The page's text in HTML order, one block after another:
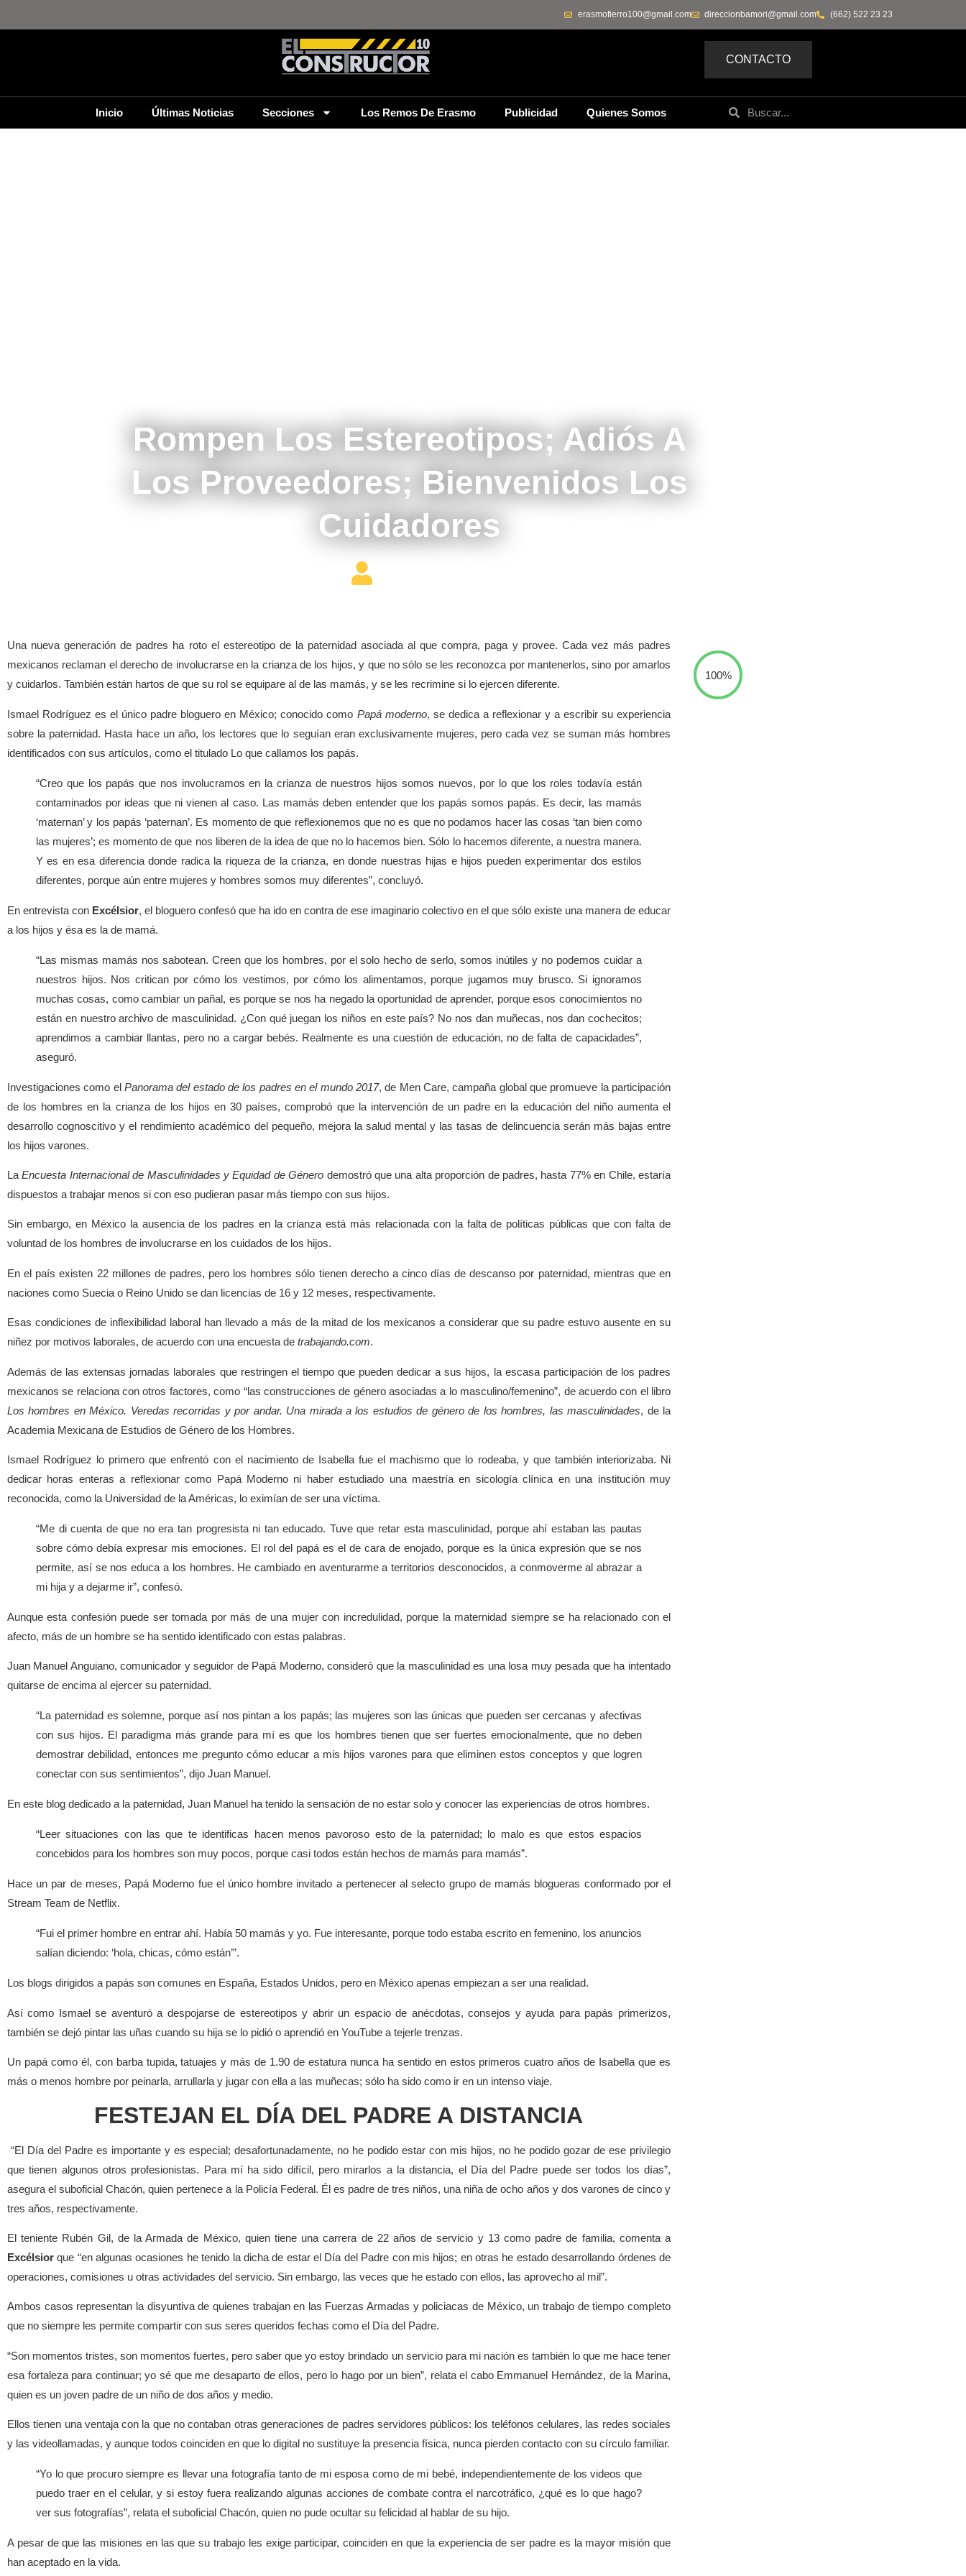
(662) 522 23 23
direccionbamori@gmail.com
erasmofierro100@gmail.com
CONTACTO
Inicio Últimas Noticias Secciones Los Remos De Erasmo Publicidad Quienes Somos
Rompen Los Estereotipos; Adiós A
Los Proveedores; Bienvenidos Los
Cuidadores
Una nueva generación de padres ha roto el estereotipo de la paternidad asociada al que compra, paga y provee. Cada vez más padres
mexicanos reclaman el derecho de involucrarse en la crianza de los hijos, y que no sólo se les reconozca por mantenerlos, sino por amarlos
y cuidarlos. También están hartos de que su rol se equipare al de las mamás, y se les recrimine si lo ejercen diferente.
Ismael Rodríguez es el único padre bloguero en México; conocido como Papá moderno, se dedica a reflexionar y a escribir su experiencia
sobre la paternidad. Hasta hace un año, los lectores que lo seguían eran exclusivamente mujeres, pero cada vez se suman más hombres
identificados con sus artículos, como el titulado Lo que callamos los papás.
“Creo que los papás que nos involucramos en la crianza de nuestros hijos somos nuevos, por lo que los roles todavía están
contaminados por ideas que ni vienen al caso. Las mamás deben entender que los papás somos papás. Es decir, las mamás
‘maternan’ y los papás ‘paternan’. Es momento de que reflexionemos que no es que no podamos hacer las cosas ‘tan bien como
las mujeres’; es momento de que nos liberen de la idea de que no lo hacemos bien. Sólo lo hacemos diferente, a nuestra manera.
Y es en esa diferencia donde radica la riqueza de la crianza, en donde nuestras hijas e hijos pueden experimentar dos estilos
diferentes, porque aún entre mujeres y hombres somos muy diferentes”, concluyó.
En entrevista con Excélsior, el bloguero confesó que ha ido en contra de ese imaginario colectivo en el que sólo existe una manera de educar
a los hijos y ésa es la de mamá.
“Las mismas mamás nos sabotean. Creen que los hombres, por el solo hecho de serlo, somos inútiles y no podemos cuidar a
nuestros hijos. Nos critican por cómo los vestimos, por cómo los alimentamos, porque jugamos muy brusco. Si ignoramos
muchas cosas, como cambiar un pañal, es porque se nos ha negado la oportunidad de aprender, porque esos conocimientos no
están en nuestro archivo de masculinidad. ¿Con qué juegan los niños en este país? No nos dan muñecas, nos dan cochecitos;
aprendimos a cambiar llantas, pero no a cargar bebés. Realmente es una cuestión de educación, no de falta de capacidades”,
aseguró.
Investigaciones como el Panorama del estado de los padres en el mundo 2017, de Men Care, campaña global que promueve la participación
de los hombres en la crianza de los hijos en 30 países, comprobó que la intervención de un padre en la educación del niño aumenta el
desarrollo cognoscitivo y el rendimiento académico del pequeño, mejora la salud mental y las tasas de delincuencia serán más bajas entre
los hijos varones.
LaEncuesta Internacional de Masculinidades y Equidad de Género demostró que una alta proporción de padres, hasta 77% en Chile, estaría
dispuestos a trabajar menos si con eso pudieran pasar más tiempo con sus hijos.
Sin embargo, en México la ausencia de los padres en la crianza está más relacionada con la falta de políticas públicas que con falta de
voluntad de los hombres de involucrarse en los cuidados de los hijos.
En el país existen 22 millones de padres, pero los hombres sólo tienen derecho a cinco días de descanso por paternidad, mientras que en
naciones como Suecia o Reino Unido se dan licencias de 16 y 12 meses, respectivamente.
Esas condiciones de inflexibilidad laboral han llevado a más de la mitad de los mexicanos a considerar que su padre estuvo ausente en su
niñez por motivos laborales, de acuerdo con una encuesta de trabajando.com.
Además de las extensas jornadas laborales que restringen el tiempo que pueden dedicar a sus hijos, la escasa participación de los padres
mexicanos se relaciona con otros factores, como “las construcciones de género asociadas a lo masculino/femenino”, de acuerdo con el libro
Los hombres en México. Veredas recorridas y por andar. Una mirada a los estudios de género de los hombres, las masculinidades, de la
Academia Mexicana de Estudios de Género de los Hombres.
Ismael Rodríguez lo primero que enfrentó con el nacimiento de Isabella fue el machismo que lo rodeaba, y que también interiorizaba. Ni
dedicar horas enteras a reflexionar como Papá Moderno ni haber estudiado una maestría en sicología clínica en una institución muy
reconocida, como la Universidad de la Américas, lo eximían de ser una víctima.
“Me di cuenta de que no era tan progresista ni tan educado. Tuve que retar esta masculinidad, porque ahí estaban las pautas
sobre cómo debía expresar mis emociones. El rol del papá es el de cara de enojado, porque es la única expresión que se nos
permite, así se nos educa a los hombres. He cambiado en aventurarme a territorios desconocidos, a conmoverme al abrazar a
mi hija y a dejarme ir”, confesó.
Aunque esta confesión puede ser tomada por más de una mujer con incredulidad, porque la maternidad siempre se ha relacionado con el
afecto, más de un hombre se ha sentido identificado con estas palabras.
Juan Manuel Anguiano, comunicador y seguidor de Papá Moderno, consideró que la masculinidad es una losa muy pesada que ha intentado
quitarse de encima al ejercer su paternidad.
“La paternidad es solemne, porque así nos pintan a los papás; las mujeres son las únicas que pueden ser cercanas y afectivas
con sus hijos. El paradigma más grande para mí es que los hombres tienen que ser fuertes emocionalmente, que no deben
demostrar debilidad, entonces me pregunto cómo educar a mis hijos varones para que eliminen estos conceptos y que logren
conectar con sus sentimientos”, dijo Juan Manuel.
En este blog dedicado a la paternidad, Juan Manuel ha tenido la sensación de no estar solo y conocer las experiencias de otros hombres.
“Leer situaciones con las que te identificas hacen menos pavoroso esto de la paternidad; lo malo es que estos espacios
concebidos para los hombres son muy pocos, porque casi todos están hechos de mamás para mamás”.
Hace un par de meses, Papá Moderno fue el único hombre invitado a pertenecer al selecto grupo de mamás blogueras conformado por el
Stream Team de Netflix.
“Fui el primer hombre en entrar ahí. Había 50 mamás y yo. Fue interesante, porque todo estaba escrito en femenino, los anuncios
salían diciendo: ‘hola, chicas, cómo están’”.
Los blogs dirigidos a papás son comunes en España, Estados Unidos, pero en México apenas empiezan a ser una realidad.
Así como Ismael se aventuró a despojarse de estereotipos y abrir un espacio de anécdotas, consejos y ayuda para papás primerizos,
también se dejó pintar las uñas cuando su hija se lo pidió o aprendió en YouTube a tejerle trenzas.
Un papá como él, con barba tupida, tatuajes y más de 1.90 de estatura nunca ha sentido en estos primeros cuatro años de Isabella que es
más o menos hombre por peinarla, arrullarla y jugar con ella a las muñecas; sólo ha sido como ir en un intenso viaje.
FESTEJAN EL DÍA DEL PADRE A DISTANCIA
“El Día del Padre es importante y es especial; desafortunadamente, no he podido estar con mis hijos, no he podido gozar de ese privilegio
que tienen algunos otros profesionistas. Para mí ha sido difícil, pero mirarlos a la distancia, el Día del Padre puede ser todos los días”,
asegura el suboficial Chacón, quien pertenece a la Policía Federal. Él es padre de tres niños, una niña de ocho años y dos varones de cinco y
tres años, respectivamente.
El teniente Rubén Gil, de la Armada de México, quien tiene una carrera de 22 años de servicio y 13 como padre de familia, comenta a
Excélsiorque “en algunas ocasiones he tenido la dicha de estar el Día del Padre con mis hijos; en otras he estado desarrollando órdenes de
operaciones, comisiones u otras actividades del servicio. Sin embargo, las veces que he estado con ellos, las aprovecho al mil”.
Ambos casos representan la disyuntiva de quienes trabajan en las Fuerzas Armadas y policiacas de México, un trabajo de tiempo completo
que no siempre les permite compartir con sus seres queridos fechas como el Día del Padre.
“Son momentos tristes, son momentos fuertes, pero saber que yo estoy brindado un servicio para mi nación es también lo que me hace tener
esa fortaleza para continuar; yo sé que me desaparto de ellos, pero lo hago por un bien”, relata el cabo Emmanuel Hernández, de la Marina,
quien es un joven padre de un niño de dos años y medio.
Ellos tienen una ventaja con la que no contaban otras generaciones de padres servidores públicos: los teléfonos celulares, las redes sociales
y las videollamadas, y aunque todos coinciden en que lo digital no sustituye la presencia física, nunca pierden contacto con su círculo familiar.
“Yo lo que procuro siempre es llevar una fotografía tanto de mi esposa como de mi bebé, independientemente de los videos que
puedo traer en el celular, y si estoy fuera realizando algunas acciones de combate contra el narcotráfico, ¿qué es lo que hago?
ver sus fotografías”, relata el suboficial Chacón, quien no pude ocultar su felicidad al hablar de su hijo.
A pesar de que las misiones en las que su trabajo les exige participar, coinciden en que la experiencia de ser padre es la mayor misión que
han aceptado en la vida.
100%